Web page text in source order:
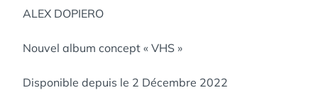
ALEX DOPIERO
Nouvel album concept « VHS »
Disponible depuis le 2 Décembre 2022